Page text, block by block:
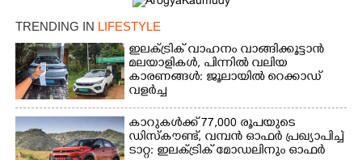
TRENDING IN LIFESTYLE
ഇലക്ട്രിക് വാഹനം വാങ്ങിക്കൂട്ടാൻ
മലയാളികൾ, പിന്നിൽ വലിയ
കാരണങ്ങൾ: ജൂലായിൽ റെക്കാഡ്
വളർച്ച
കാറുകൾക്ക് 77,000 രൂപയുടെ
ഡിസ്കൗണ്ട്, വമ്പൻ ഓഫർ പ്രഖ്യാപിച്ച്
ടാറ്റ: ഇലക്ട്രിക് മോഡലിനും ഓഫർ